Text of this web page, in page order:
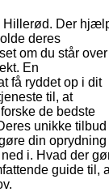
Hillerød. Der
deres
om du står over
En
få ryddet op i dit
til, at
de bedste
unikke tilbud
din oprydning
i. Hvad der
guide til,